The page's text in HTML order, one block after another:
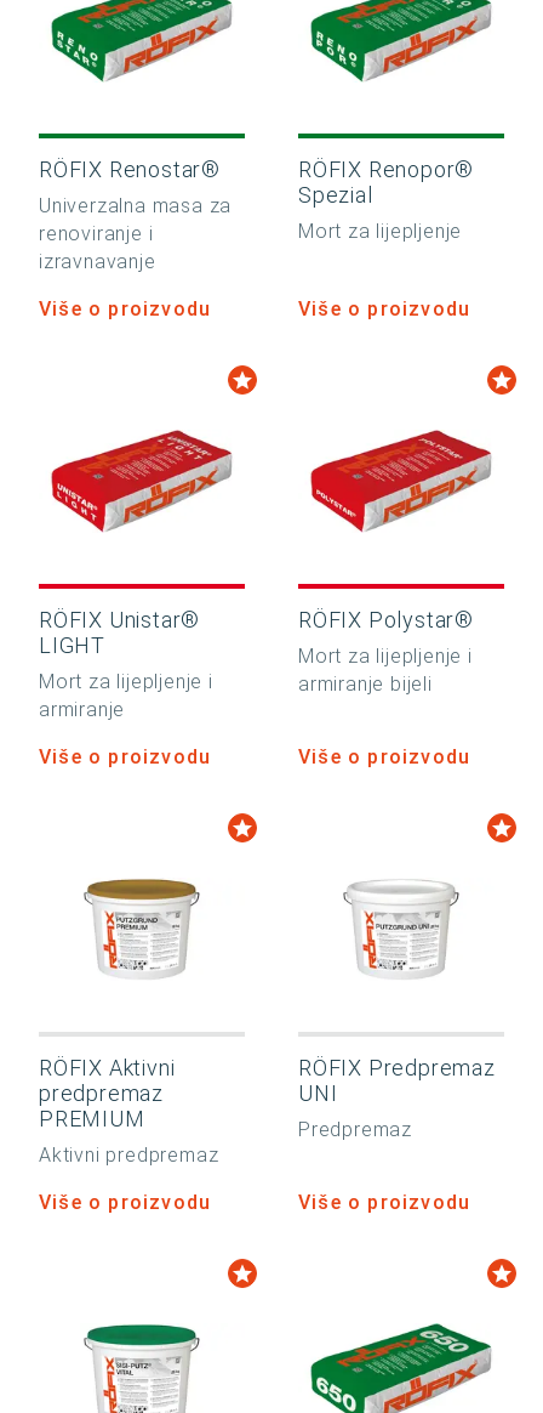
RÖFIX Renostar®
Univerzalna masa za
renoviranje i
izravnavanje
Više o proizvodu
RÖFIX Renopor®
Spezial
Mort za lijepljenje
Više o proizvodu
RÖFIX Unistar®
LIGHT
Mort za lijepljenje i
armiranje
Više o proizvodu
RÖFIX Polystar®
Mort za lijepljenje i
armiranje bijeli
Više o proizvodu
RÖFIX Aktivni
predpremaz
PREMIUM
Aktivni predpremaz
Više o proizvodu
RÖFIX Predpremaz
UNI
Predpremaz
Više o proizvodu